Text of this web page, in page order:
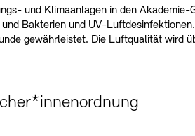
und Klimaanlagen in den
Bakterien und UV-
gewährleistet. Die Luftqualität wird